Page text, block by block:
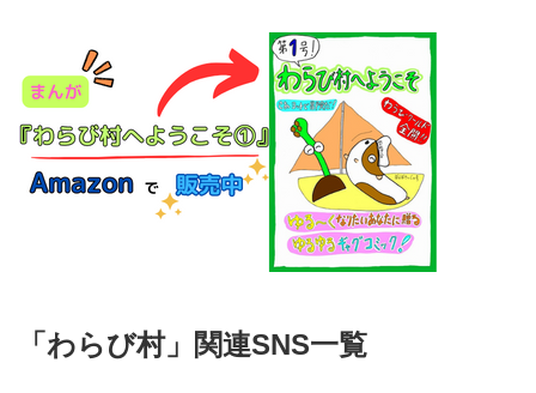
「わらび村」関連SNS一覧